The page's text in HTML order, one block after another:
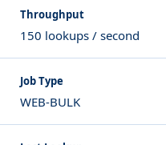
Throughput
150 lookups / second
Job Type
WEB-BULK